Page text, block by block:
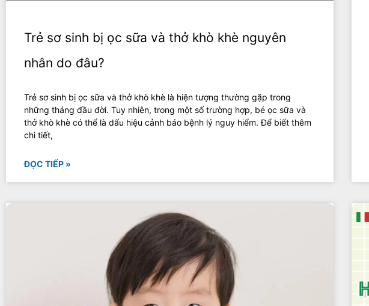
Trẻ sơ sinh bị ọc sữa và thở khò khè nguyên
nhân do đâu?
Trẻ sơ sinh bị ọc sữa và thở khò khè là hiện tượng thường gặp trong
những tháng đầu đời. Tuy nhiên, trong một số trường hợp, bé ọc sữa và
thở khò khè có thể là dấu hiệu cảnh báo bệnh lý nguy hiểm. Để biết thêm
chi tiết,
ĐỌC TIẾP »